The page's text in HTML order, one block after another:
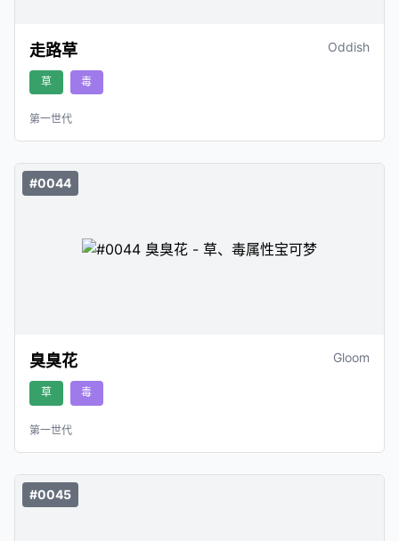
走路草 Oddish
草 毒
第一世代
#0044
臭臭花 Gloom
草 毒
第一世代
#0045